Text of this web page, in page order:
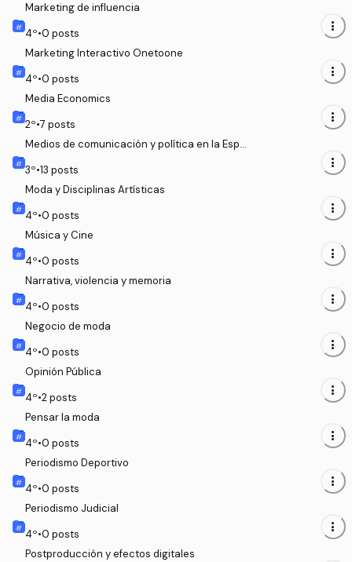
Marketing de influencia
4º•0 posts more_vert
Marketing Interactivo Onetoone
4º•0 posts more_vert
Media Economics
2º•7 posts more_vert
Medios de comunicación y política en la Espa
3º•13 posts more_vert
Moda y Disciplinas Artísticas
4º•0 posts more_vert
Música y Cine
4º•0 posts more_vert
Narrativa, violencia y memoria
4º•0 posts more_vert
Negocio de moda
4º•0 posts more_vert
Opinión Pública
4º•2posts more_vert
Pensar la moda
4º•0 posts more_vert
Periodismo Deportivo
4º•0 posts more_vert
Periodismo Judicial
4º•0 posts more_vert
Postproducción y efectos digitales